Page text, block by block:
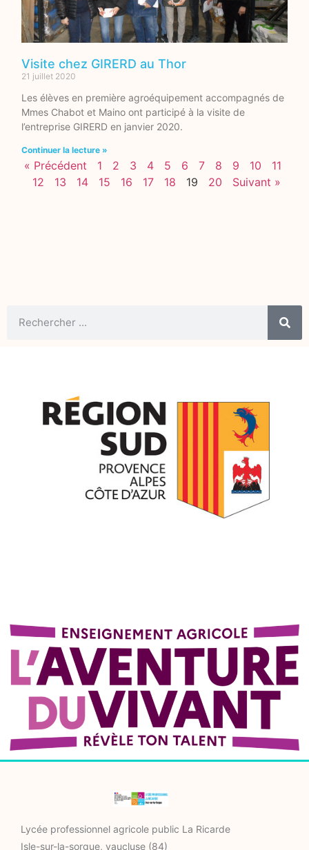
Visite chez GIRERD au Thor
21 juillet 2020
Les élèves en première agroéquipement accompagnés de
Mmes Chabot et Maino ont participé à la visite de
l’entreprise GIRERD en janvier 2020.
Continuer la lecture »
« Précédent 1 2 3 4 5 6 7 8 9 10
11
12
13 14 15 16 17 18 19 20 Suivant »
Lycée professionnel agricole public La Ricarde
Isle-sur-la-sorgue, vaucluse (84)